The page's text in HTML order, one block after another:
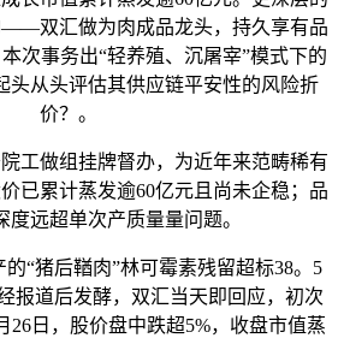
——双汇做为肉成品龙头，持久享有品
次事务出“轻养殖、沉屠宰”模式下的
头从头评估其供应链平安性的风险折
价？。
做组挂牌督办，为近年来范畴稀有
已累计蒸发逾60亿元且尚未企稳；品
度远超单次产质量量问题。
猪后鞧肉”林可霉素残留超标38。5
报道后发酵，双汇当天即回应，初次
26日，股价盘中跌超5%，收盘市值蒸